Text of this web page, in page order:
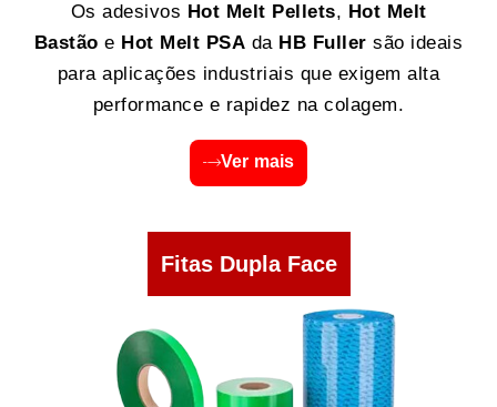
Os adesivos Hot Melt Pellets, Hot Melt
Bastão e Hot Melt PSA da HB Fuller são ideais
para aplicações industriais que exigem alta
performance e rapidez na colagem.
Ver mais
Fitas Dupla Face